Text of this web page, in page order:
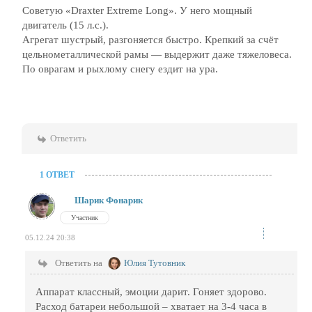
Советую «Draxter Extreme Long». У него мощный
двигатель (15 л.с.).
Агрегат шустрый, разгоняется быстро. Крепкий за счёт
цельнометаллической рамы — выдержит даже тяжеловеса.
По оврагам и рыхлому снегу ездит на ура.
Ответить
1 ОТВЕТ
Шарик Фонарик
Участник
05.12.24 20:38
Ответить на Юлия Тутовник
Аппарат классный, эмоции дарит. Гоняет здорово.
Расход батареи небольшой – хватает на 3-4 часа в